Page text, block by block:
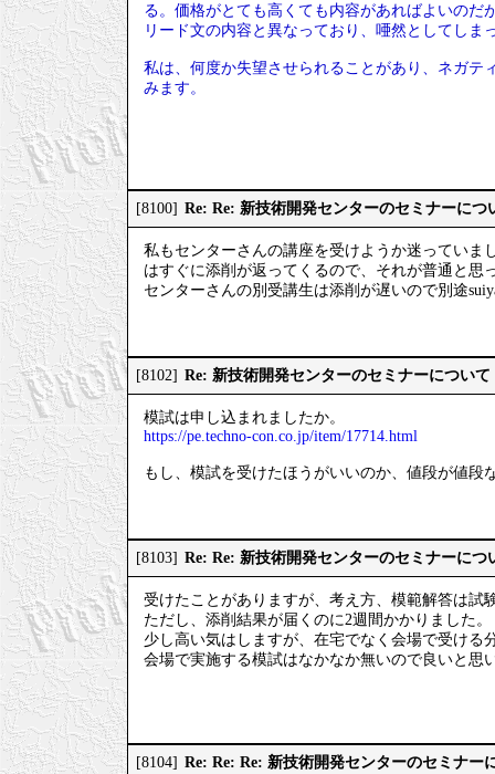
る。価格がとても高くても内容があればよいの
リード文の内容と異なっており、唖然としてしま
私は、何度か失望させられることがあり、ネガテ
みます。
[8100] Re: Re: 新技術開発センターのセミナーにつ
私もセンターさんの講座を受けようか迷っていま
はすぐに添削が返ってくるので、それが普通と思
センターさんの別受講生は添削が遅いので別途
[8102] Re: 新技術開発センターのセミナーについて
模試は申し込まれましたか。
https://pe.techno-con.co.jp/item/17714.html
もし、模試を受けたほうがいいのか、値段が値段
[8103] Re: Re: 新技術開発センターのセミナーにつ
受けたことがありますが、考え方、模範解答は試
ただし、添削結果が届くのに2週間かかりました。
少し高い気はしますが、在宅でなく会場で受ける
会場で実施する模試はなかなか無いので良いと思
[8104] Re: Re: Re: 新技術開発センターのセミナー